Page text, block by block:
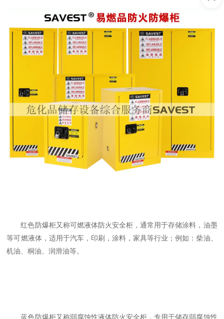
红色防爆柜又称可燃液体防火安全柜，通常用于存储涂料，油墨
等可燃液体，适用于汽车，印刷，涂料，家具等行业；例如：柴油、
机油、桐油、润滑油等。
蓝色防爆柜又称弱腐蚀性液体防火安全柜，专用于储存弱腐蚀性